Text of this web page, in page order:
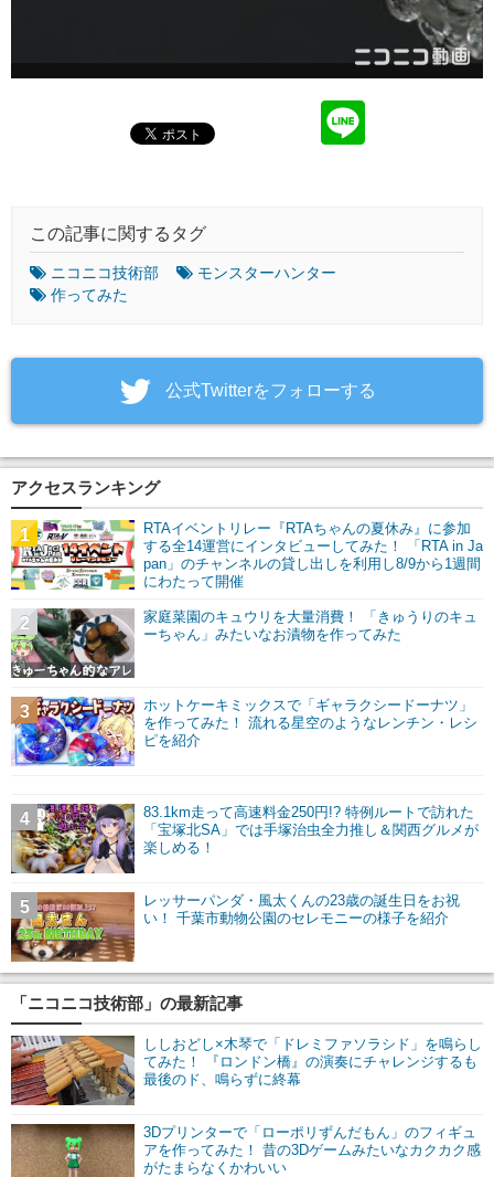
この記事に関するタグ
ニコニコ技術部
モンスターハンター
作ってみた
‎公式Twitterをフォローする
アクセスランキング
RTAイベントリレー『RTAちゃんの夏休み』に参加
する全14運営にインタビューしてみた！ 「RTA in Ja
pan」のチャンネルの貸し出しを利用し8/9から1週間
にわたって開催
1
家庭菜園のキュウリを大量消費！ 「きゅうりのキュ
ーちゃん」みたいなお漬物を作ってみた
2
ホットケーキミックスで「ギャラクシードーナツ」
を作ってみた！ 流れる星空のようなレンチン・レシ
ピを紹介
3
83.1km走って高速料金250円!? 特例ルートで訪れた
「宝塚北SA」では手塚治虫全力推し＆関西グルメが
楽しめる！
4
レッサーパンダ・風太くんの23歳の誕生日をお祝
い！ 千葉市動物公園のセレモニーの様子を紹介
5
「ニコニコ技術部」の最新記事
ししおどし×木琴で「ドレミファソラシド」を鳴らし
てみた！ 『ロンドン橋』の演奏にチャレンジするも
最後のド、鳴らずに終幕
3Dプリンターで「ローポリずんだもん」のフィギュ
アを作ってみた！ 昔の3Dゲームみたいなカクカク感
がたまらなくかわいい